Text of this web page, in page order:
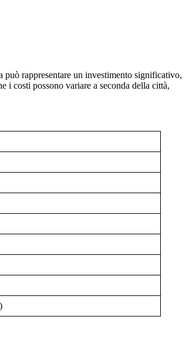
rappresentare un investimento significativo,
i costi possono variare a seconda della città,